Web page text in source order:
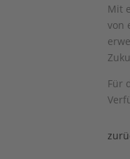
Mit
von
Für